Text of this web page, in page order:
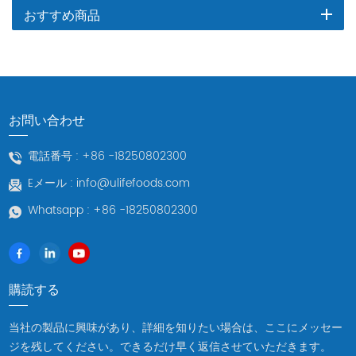
おすすめ商品
お問い合わせ
電話番号 : +86 -18250802300
Eメール : info@ulifefoods.com
Whatsapp : +86 -18250802300
購読する
当社の製品に興味があり、詳細を知りたい場合は、ここにメッセー
ジを残してください。できるだけ早く返信させていただきます。